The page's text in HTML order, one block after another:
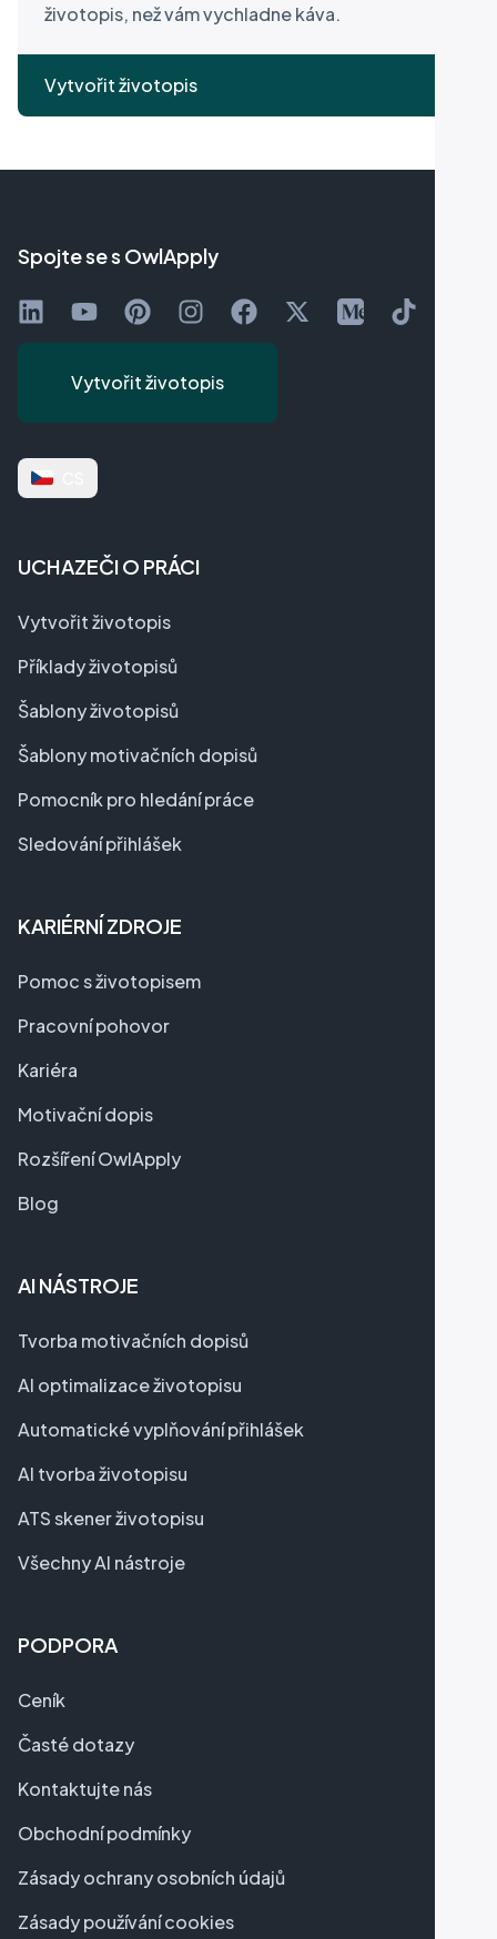
životopis, než vám vychladne káva.
Vytvořit životopis
Spojte se s OwlApply
Vytvořit životopis
UCHAZEČI O PRÁCI
Vytvořit životopis
Příklady životopisů
Šablony životopisů
Šablony motivačních dopisů
Pomocník pro hledání práce
Sledování přihlášek
KARIÉRNÍ ZDROJE
Pomoc s životopisem
Pracovní pohovor
Kariéra
Motivační dopis
Rozšíření OwlApply
Blog
AI NÁSTROJE
Tvorba motivačních dopisů
AI optimalizace životopisu
Automatické vyplňování přihlášek
AI tvorba životopisu
ATS skener životopisu
Všechny AI nástroje
PODPORA
Ceník
Časté dotazy
Kontaktujte nás
Obchodní podmínky
Zásady ochrany osobních údajů
Zásady používání cookies